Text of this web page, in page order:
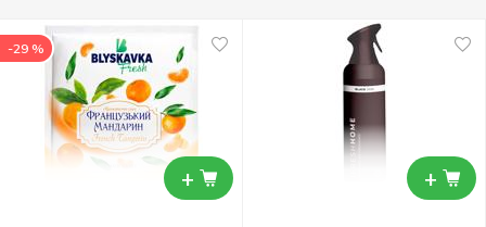
+
-29 %
+